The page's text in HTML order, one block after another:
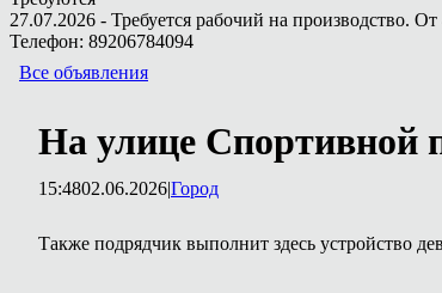
27.07.2026 - Требуется рабочий на производство.
Телефон: 89206784094
Все объявления
На улице Спортивной
15:4802.06.2026|Город
Также подрядчик выполнит здесь устройство